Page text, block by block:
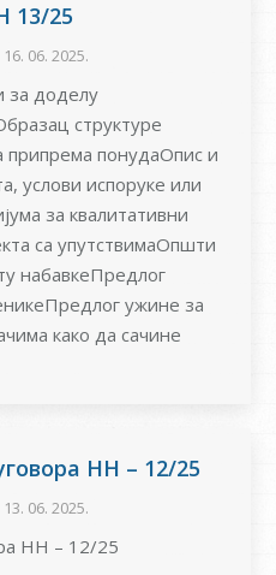
13/25
16. 06. 2025.
за доделу
структуре
понудаОпис и
услови испоруке или
за квалитативни
са упутствимаОпшти
набавкеПредлог
ужине за
како да сачине
НН – 12/25
13. 06. 2025.
НН – 12/25